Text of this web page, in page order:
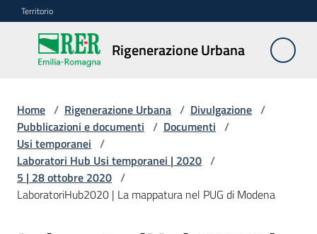
Vai al contenuto
Vai alla navigazione
Vai al footer
Territorio
Rigenerazione Urbana
Rigenerazione
Urbana
Misure
e
contributi
Strumenti
Home / Rigenerazione Urbana / Divulgazione /
Pubblicazioni e documenti / Documenti /
Usi temporanei /
Laboratori Hub Usi temporanei | 2020 /
5 | 28 ottobre 2020 /
LaboratoriHub2020 | La mappatura nel PUG di Modena